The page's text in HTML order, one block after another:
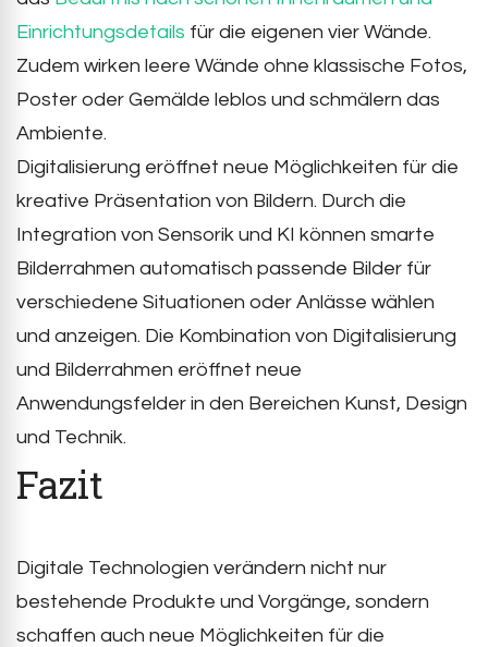
Einrichtungsdetails für die eigenen vier Wände.
Zudem wirken leere Wände ohne klassische Fotos,
Poster oder Gemälde leblos und schmälern das
Ambiente.
Digitalisierung eröffnet neue Möglichkeiten für die
kreative Präsentation von Bildern. Durch die
Integration von Sensorik und KI können smarte
Bilderrahmen automatisch passende Bilder für
verschiedene Situationen oder Anlässe wählen
und anzeigen. Die Kombination von Digitalisierung
und Bilderrahmen eröffnet neue
Anwendungsfelder in den Bereichen Kunst, Design
und Technik.
Fazit
Digitale Technologien verändern nicht nur
bestehende Produkte und Vorgänge, sondern
schaffen auch neue Möglichkeiten für die